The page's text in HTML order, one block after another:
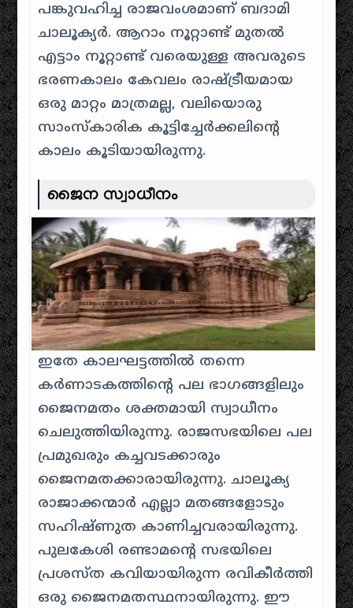
പങ്കുവഹിച്ച രാജവംശമാണ് ബദാമി
ചാലൂക്യർ. ആറാം നൂറ്റാണ്ട് മുതൽ
എട്ടാം നൂറ്റാണ്ട് വരെയുള്ള അവരുടെ
ഭരണകാലം കേവലം രാഷ്ട്രീയമായ
ഒരു മാറ്റം മാത്രമല്ല, വലിയൊരു
സാംസ്കാരിക കൂട്ടിച്ചേർക്കലിന്റെ
കാലം കൂടിയായിരുന്നു.
ജൈന സ്വാധീനം
ഇതേ കാലഘട്ടത്തിൽ തന്നെ
കർണാടകത്തിന്റെ പല ഭാഗങ്ങളിലും
ജൈനമതം ശക്തമായി സ്വാധീനം
ചെലുത്തിയിരുന്നു. രാജസഭയിലെ പല
പ്രമുഖരും കച്ചവടക്കാരും
ജൈനമതക്കാരായിരുന്നു. ചാലൂക്യ
രാജാക്കന്മാർ എല്ലാ മതങ്ങളോടും
സഹിഷ്ണുത കാണിച്ചവരായിരുന്നു.
പുലകേശി രണ്ടാമന്റെ സഭയിലെ
പ്രശസ്ത കവിയായിരുന്ന രവികീർത്തി
ഒരു ജൈനമതസ്ഥനായിരുന്നു. ഈ